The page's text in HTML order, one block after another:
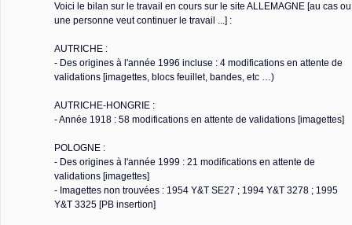
Voici le bilan sur le travail en cours sur le site ALLEMAGNE [au cas ou
une personne veut continuer le travail ...] :
AUTRICHE :
- Des origines à l'année 1996 incluse : 4 modifications en attente de
validations [imagettes, blocs feuillet, bandes, etc …)
AUTRICHE-HONGRIE :
- Année 1918 : 58 modifications en attente de validations [imagettes]
POLOGNE :
- Des origines à l'année 1999 : 21 modifications en attente de
validations [imagettes]
- Imagettes non trouvées : 1954 Y&T SE27 ; 1994 Y&T 3278 ; 1995
Y&T 3325 [PB insertion]